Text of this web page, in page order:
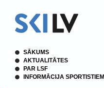
SĀKUMS
AKTUALITĀTES
PAR LSF
INFORMĀCIJA SPORTISTIEM